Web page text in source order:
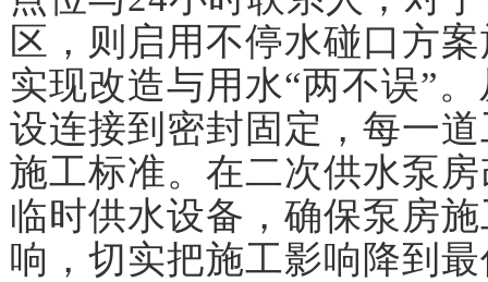
区，则启用不停水碰口方
实现改造与用水“两不误”
设连接到密封固定，每一
施工标准。在二次供水泵
临时供水设备，确保泵房
响，切实把施工影响降到